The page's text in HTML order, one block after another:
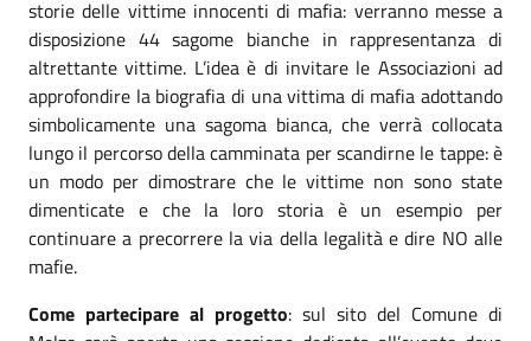
storie delle vittime innocenti di mafia: verranno messe a
disposizione 44 sagome bianche in rappresentanza di
altrettante vittime. L’idea è di invitare le Associazioni ad
approfondire la biografia di una vittima di mafia adottando
simbolicamente una sagoma bianca, che verrà collocata
lungo il percorso della camminata per scandirne le tappe: è
un modo per dimostrare che le vittime non sono state
dimenticate e che la loro storia è un esempio per
continuare a precorrere la via della legalità e dire NO alle
mafie.
Come partecipare al progetto: sul sito del Comune di